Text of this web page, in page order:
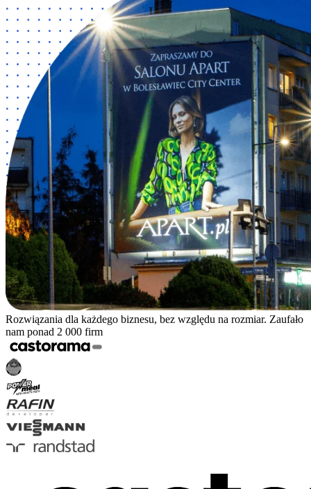
Rozwiązania dla każdego biznesu, bez względu na rozmiar. Zaufało
nam ponad 2 000 firm